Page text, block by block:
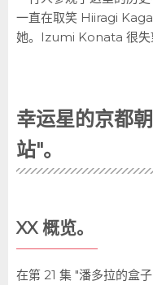
一直在取笑 Hiiragi
她。Izumi Konata 很失
幸运星的京都
站"。
XX 概览。
在第 21 集 "潘多拉的盒